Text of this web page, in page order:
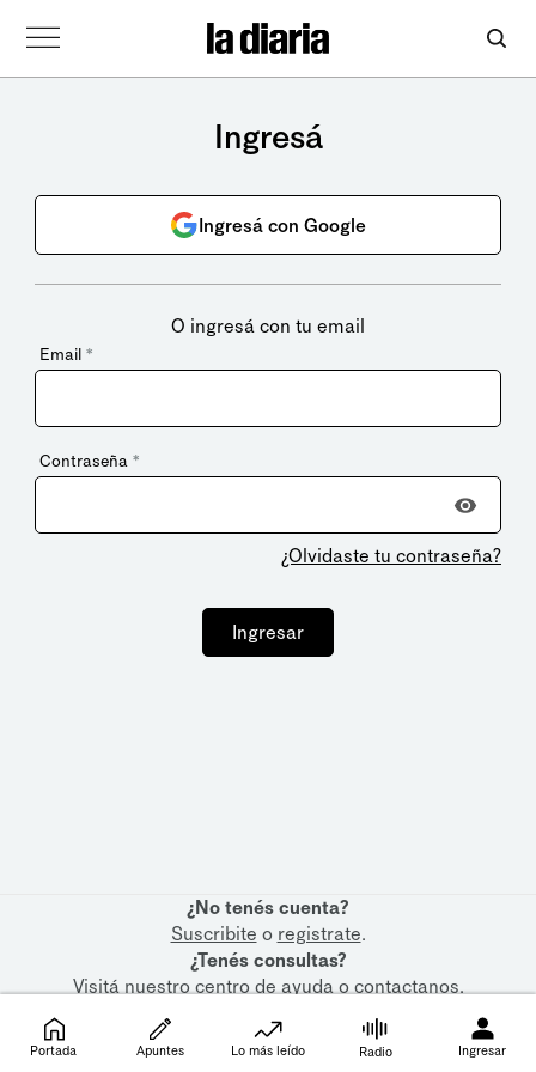
Ingresá
Ingresá con Google
O ingresá con tu email
Email *
Contraseña *
¿Olvidaste tu contraseña?
Ingresar
¿No tenés cuenta?
Suscribite o registrate.
¿Tenés consultas?
Visitá nuestrocentro de ayudaocontactanos.
Portada Apuntes Lo más leído Radio Ingresar